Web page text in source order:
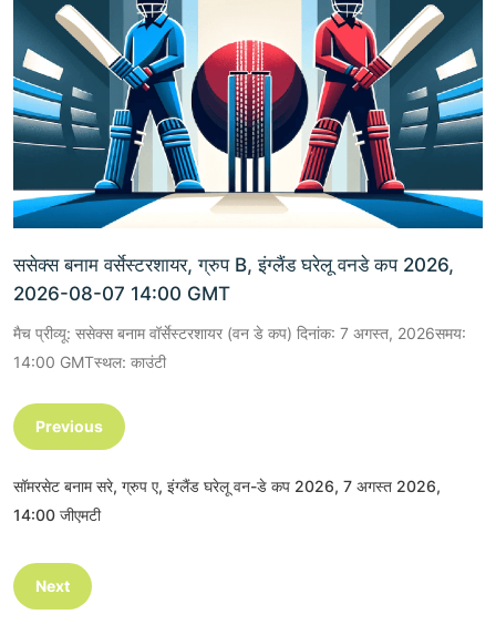
ससेक्स बनाम वर्सेस्टरशायर, ग्रुप B, इंग्लैंड घरेलू वनडे कप 2026,
2026-08-07 14:00 GMT
मैच प्रीव्यू: ससेक्स बनाम वॉर्सेस्टरशायर (वन डे कप) दिनांक: 7 अगस्त, 2026समय:
14:00 GMTस्थल: काउंटी
Previous
सॉमरसेट बनाम सरे, ग्रुप ए, इंग्लैंड घरेलू वन-डे कप 2026, 7 अगस्त 2026,
14:00 जीएमटी
Next